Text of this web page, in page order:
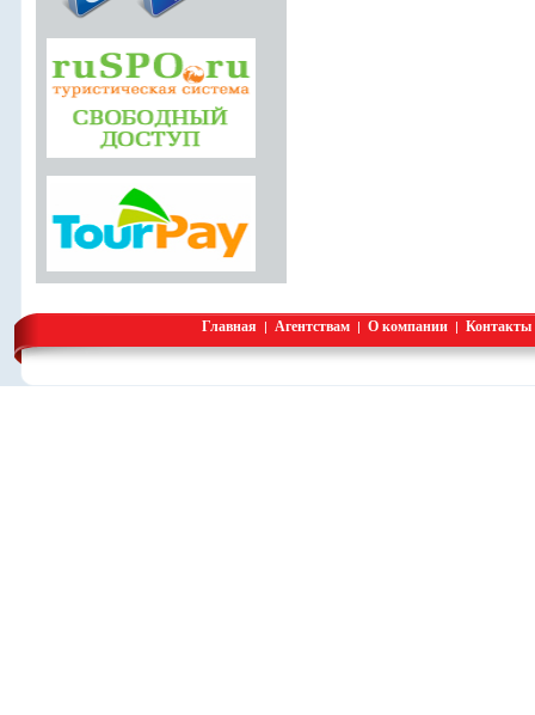
Главная | Агентствам| О компании| Контакты